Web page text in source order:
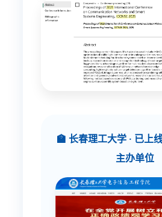
🏫 长春理工大学 · 已上
主办单位